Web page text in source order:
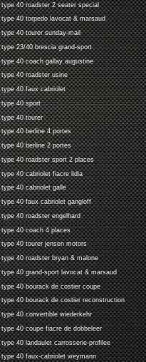
type 40 roadster 2 seater special
type 40 torpedo lavocat & marsaud
type 40 tourer sunday-mail
type 23/40 brescia grand-sport
type 40 coach gallay augustine
type 40 roadster usine
type 40 faux cabriolet
type 40 sport
type 40 tourer
type 40 berline 4 portes
type 40 berline 2 portes
type 40 roadster sport 2 places
type 40 cabriolet fiacre lidia
type 40 cabriolet galle
type 40 faux cabriolet gangloff
type 40 roadster engelhard
type 40 coach 4 places
type 40 tourer jensen motors
type 40 roadster bryan & malone
type 40 grand-sport lavocat & marsaud
type 40 bourack de costier coupe
type 40 bourack de costier reconstruction
type 40 convertible wiederkehr
type 40 coupe fiacre de dobbeleer
type 40 landaulet carrosserie-profilee
type 40 faux-cabriolet weymann